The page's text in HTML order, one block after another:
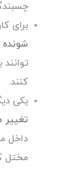
برای
شونده
کنند.
یکی
داخل
مختل